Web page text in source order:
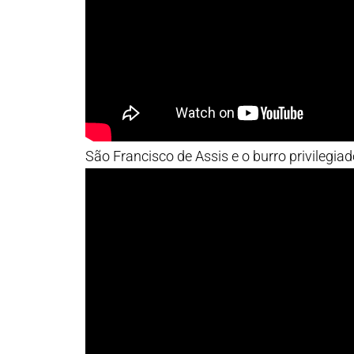
São Francisco de Assis e o burro